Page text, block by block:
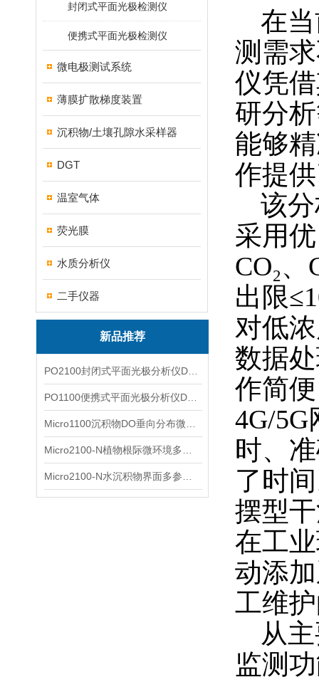
封闭式平面光极检测仪
便携式平面光极检测仪
微电极测试系统
薄膜扩散梯度装置
沉积物/土壤孔隙水采样器
DGT
温室气体
荧光膜
水质分析仪
二手仪器
新品推荐
在
测需
仪凭
研分
能够
作提
该
采用
CO₂
出限
对低
数据
作简
4G/
时、
了时
摆型
在工
动添
工维
从
监测